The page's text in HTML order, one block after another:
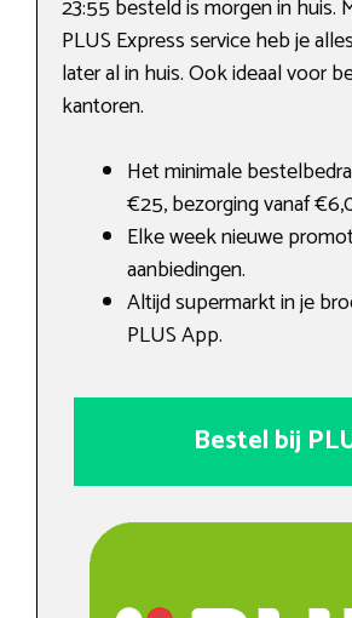
23:55 besteld is morgen in huis.
PLUS Express service heb je
later al in huis. Ook ideaal voor
kantoren.
Het minimale
€25, bezorging vanaf
Elke week nieuwe
aanbiedingen.
Altijd supermarkt in je
PLUS App.
Bestel bij